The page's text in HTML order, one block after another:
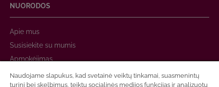
NUORODOS
Apie mus
Susisiekite su mumis
Apmokėjimas
Prekių pristatymas
Naudojame slapukus, kad svetainė veiktų tinkamai, suasmenintų
turinį bei skelbimus, teiktų socialinės medijos funkcijas ir analizuotų